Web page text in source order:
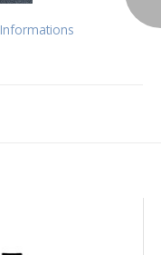
Informations